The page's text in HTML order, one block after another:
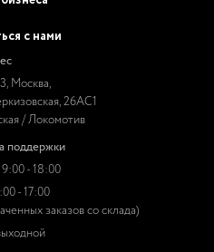
с нами
Москва,
26АС1
/ Локомотив
поддержки
- 18:00
- 17:00
заказов со склада)